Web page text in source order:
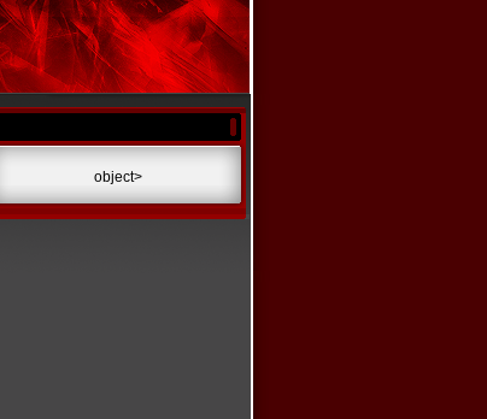
LİNKTAKAS LİNKTAKAS
object>